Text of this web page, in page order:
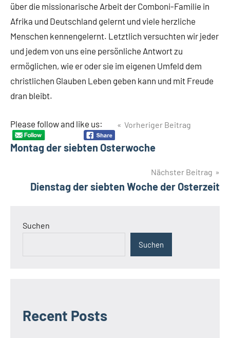
über die missionarische Arbeit der Comboni-Familie in
Afrika und Deutschland gelernt und viele herzliche
Menschen kennengelernt. Letztlich versuchten wir jeder
und jedem von uns eine persönliche Antwort zu
ermöglichen, wie er oder sie im eigenen Umfeld dem
christlichen Glauben Leben geben kann und mit Freude
dran bleibt.
Please follow and like us:
Schlagwörter
Erlangen
Limone
BeitragsnavigationVorheriger Beitrag
Montag der siebten Osterwoche
Nächster Beitrag
Dienstag der siebten Woche der Osterzeit
Suchen
Suchen
Recent Posts